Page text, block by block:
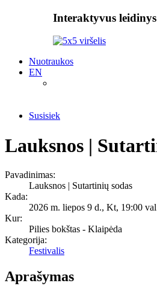
Interaktyvus leidinys
Nuotraukos
EN
Susisiek
Lauksnos |
Pavadinimas:
Lauksnos | Sutartinių sodas
Kada:
2026 m. liepos 9 d., Kt, 19:00
Kur:
Pilies bokštas - Klaipėda
Kategorija:
Festivalis
Aprašymas